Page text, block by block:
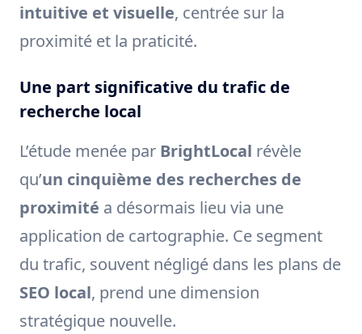
intuitive et visuelle, centrée sur la
proximité et la praticité.
Une part significative du trafic de
recherche local
L’étude menée par BrightLocal révèle
qu’un cinquième des recherches de
proximité a désormais lieu via une
application de cartographie. Ce segment
du trafic, souvent négligé dans les plans de
SEO local, prend une dimension
stratégique nouvelle.